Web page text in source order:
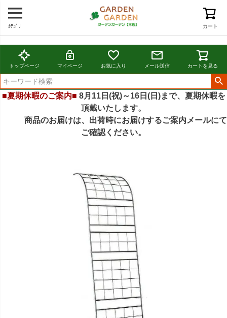
カート
ｶﾃｺﾞﾘ
トップページ マイページ お気に入り メール送信 カートを見る
■夏期休暇のご案内■ 8月11日(祝)～16日(日)まで、夏期休暇を
頂戴いたします。
商品のお届けは、出荷時にお届けするご案内メールにて
ご確認ください。